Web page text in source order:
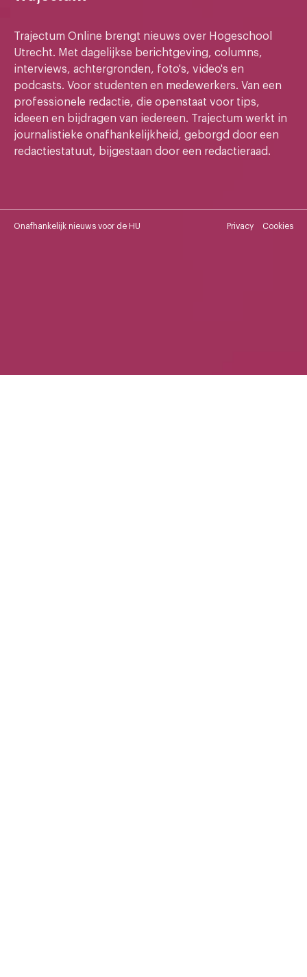
Trajectum Online brengt nieuws over Hogeschool
Utrecht. Met dagelijkse berichtgeving, columns,
interviews, achtergronden, foto's, video's en
podcasts. Voor studenten en medewerkers. Van een
professionele redactie, die openstaat voor tips,
ideeen en bijdragen van iedereen. Trajectum werkt in
journalistieke onafhankelijkheid, geborgd door een
redactiestatuut, bijgestaan door een redactieraad.
Onafhankelijk nieuws voor de HU Privacy Cookies